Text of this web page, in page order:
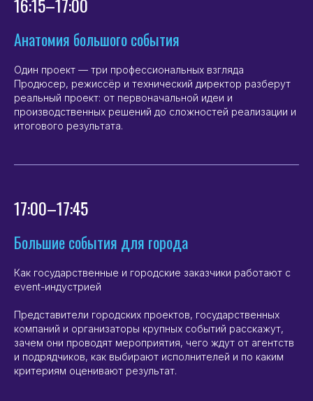
Анатомия большого события
Один проект — три профессиональных взгляда
Продюсер, режиссёр и технический директор разберут
реальный проект: от первоначальной идеи и
производственных решений до сложностей реализации и
итогового результата.
17:00–17:45
Большие события для города
Как государственные и городские заказчики работают с
event-индустрией
Представители городских проектов, государственных
компаний и организаторы крупных событий расскажут,
зачем они проводят мероприятия, чего ждут от агентств
и подрядчиков, как выбирают исполнителей и по каким
критериям оценивают результат.